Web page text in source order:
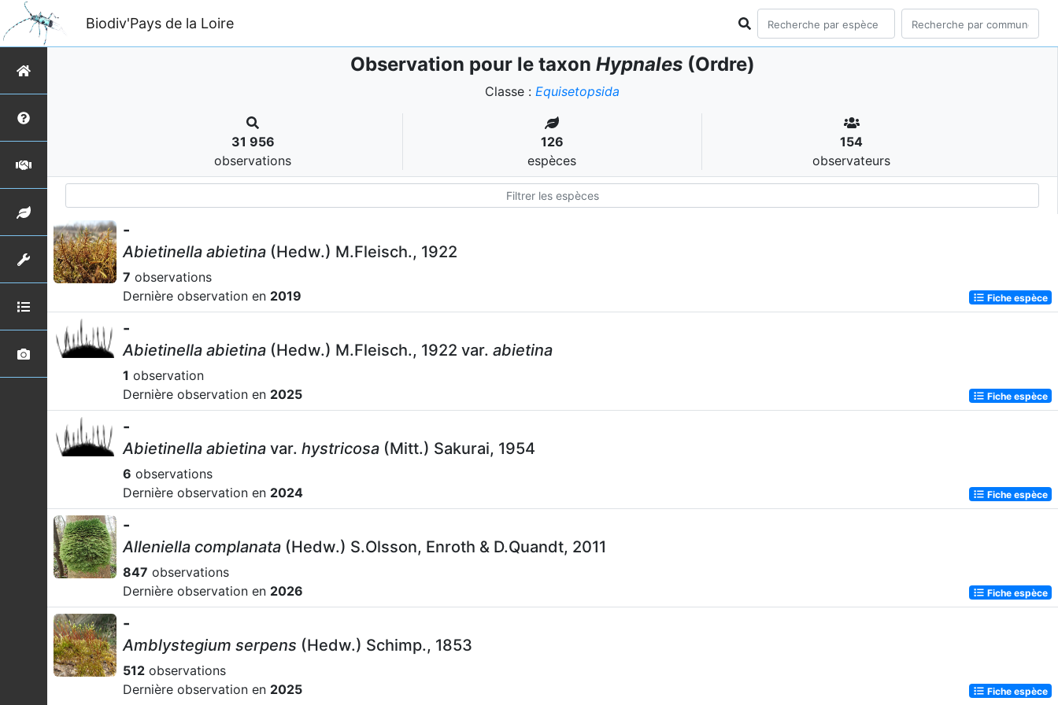
Biodiv'Pays de la Loire
Observation pour le taxon Hypnales(Ordre)
Classe : Equisetopsida
31 956
observations
126
espèces
154
observateurs
-
Abietinella abietina (Hedw.) M.Fleisch., 1922
7 observations
Dernière observation en 2019 Fiche espèce
-
Abietinella abietina (Hedw.) M.Fleisch., 1922 var. abietina
1 observation
Dernière observation en 2025 Fiche espèce
-
Abietinella abietina var. hystricosa (Mitt.) Sakurai, 1954
6 observations
Dernière observation en 2024 Fiche espèce
-
Alleniella complanata (Hedw.) S.Olsson, Enroth & D.Quandt, 2011
847 observations
Dernière observation en 2026 Fiche espèce
-
Amblystegium serpens (Hedw.) Schimp., 1853
512 observations
Dernière observation en 2025 Fiche espèce